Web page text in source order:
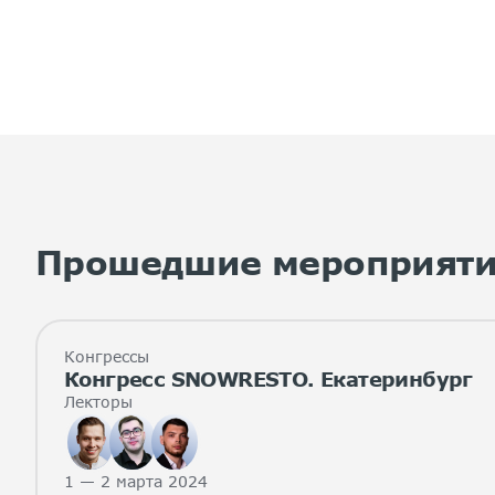
Прошедшие
Конгрессы
Конгресс SNOWRESTO. Екатеринбург
Лекторы
1 — 2 марта 2024